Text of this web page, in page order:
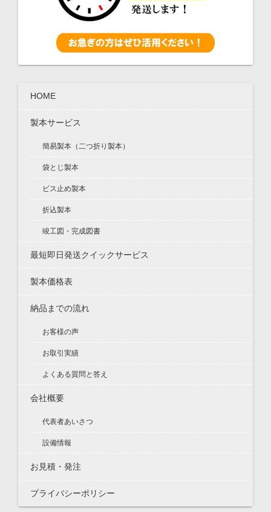
HOME
製本サービス
簡易製本（二つ折り製本）
袋とじ製本
ビス止め製本
折込製本
竣工図・完成図書
最短即日発送クイックサービス
製本価格表
納品までの流れ
お客様の声
お取引実績
よくある質問と答え
会社概要
代表者あいさつ
設備情報
お見積・発注
プライバシーポリシー